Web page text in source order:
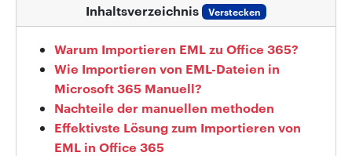
Inhaltsverzeichnis Verstecken
Warum Importieren EML zu Office 365?
Wie Importieren von EML-Dateien in
Microsoft 365 Manuell?
Nachteile der manuellen methoden
Effektivste Lösung zum Importieren von
EML in Office 365